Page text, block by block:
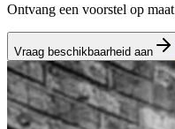
Ontvang een voorstel op maat
Vraag beschikbaarheid aan